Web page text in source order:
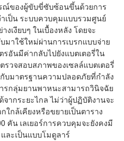
ณ์ของผู้ขับขี่ซับซ้อนขึ้นด้วยการ
เป็น ระบบควบคุมแบบรวมศูนย์
เงียบๆ ในเบื้องหลัง โดยจะ
มาใช้ใหม่ผ่านการเบรกแบบจ่าย
รอันมีค่ากลับไปยังแบตเตอรี่ใน
รวจสอบสภาพของเซลล์แบตเตอรี่
บมาตรฐานความปลอดภัยที่กำลัง
รกลุ่มยานพาหนะสามารถวินิจฉัย
ากระยะไกล ไม่ว่าผู้ปฏิบัติงานจะ
กล้เคียงหรือขยายเป็นตาราง
คัน เลเยอร์การควบคุมจะยังคงมี
ละเป็นแบบโมดูลาร์